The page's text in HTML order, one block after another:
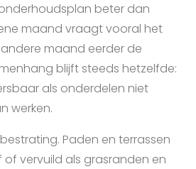
beter dan
maand vraagt vooral het
maand eerder de
blijft steeds hetzelfde:
als onderdelen niet
werken.
Paden en terrassen
of vervuild als grasranden en